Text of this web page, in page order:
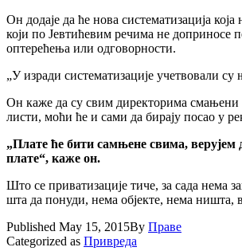
Он додаjе да ће нова систематизациjа
коjи по Јевтићевим речима не доприносе
оптерећења или одговорности.
„У изради систематизациjе учетвовали
Он каже да су свим директорима смањени
листи, моћи ће и сами да бираjу посао у
„Плате ће бити самњене свима, веруjем
плате“, каже он.
Што се приватизациjе тиче, за сада нема
шта да понуди, нема обjекте, нема ништа,
Published May 15, 2015By Праве
Categorized as Привреда